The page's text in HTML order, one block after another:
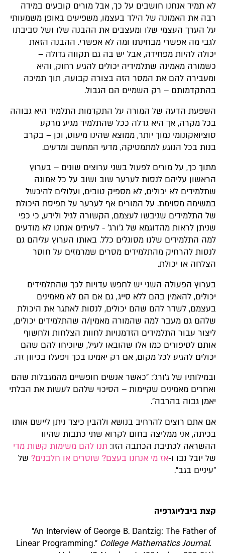
לא תמיד אנחנו חושבים על כך, אבל מורים קובעים במידה
רבה את האמונה של הילד בעצמו, משפיעים באופן משמעותי
על הערך העצמי שלו ומעצבים את ההבנה שלו ושל סביבתו
לגבי מה אפשרי מבחינתו ומה לא אפשרי. ההבנה הזאת
יכולה להיות מפחידה, אבל יש בה גם תקווה גדולה –
כשמורה מאמינה שתלמידיה יכולים להגיע רחוק, והיא
ומעבירה להם את המסר הזה בצורה קבועה, תוך תמיכה
בהתקדמותם – רק השמיים הם הגבול.
השפעת הדעה של המורה על התקדמות התלמיד היא גבוהה
בכל מקרה, אך היא גדלה ככל שהתלמיד מגיע מרקע
סוציואקונומי נמוך יותר, ממוצא שהינו מיעוט, וכן – בקרב
בנות בכל הנוגע למתמטיקה, מדעי המחשב ומדעים.
מתוך כך, על מורים לפעול בשני ערוצים שונים – בערוץ
הראשון עליהם לנסות לערער שוב ושוב על כל אמונה
שתלמידים לא יכולים, לא מספיק טובים, ועלולים להיכשל
במשימה מסוימת. על המורים אף לערער על תפיסת היכולת
של התלמידים שגיבשו לעצמם, הקשורה לגיל ולידע, כי כפי
שניתן לראות מהדוגמא של ג'ורג' - לעיתים אנחנו לא מודעים
למה התלמידים שלנו מסוגלים כלל. באותו הערוץ עליהם גם
לנסות להרחיק מהתלמידים מסרים שמרמזים על חוסר
הצלחה או יכולת.
בערוץ הפעולה השני יש לחפש עדויות לכך שהתלמידים
יכולים, להאמין בהם ללא סייג, גם אם הם לא מאמינים
בעצמם, לשדר להם שהם יכולים, לנסות לאתגר את היכולת
שלהם גם מעבר למה שהמורה מאמין/ה שהתלמידים יכולים,
ליצור עבור התלמידים הזדמנויות לחוות הצלחות ולחשוף
אותם לסיפורים כמו אלו שהובאו לעיל, שיוכיחו להם שהם
יכולים להגיע לכל מקום, אם רק יאמינו בכך ויפעלו בכיוון זה.
ובמילותיו של ג'ורג': "כאשר אנשים חופשיים מהמגבלות שהם
ואחרים מאמינים שקיימות – הסיכוי שלהם לעשות את הבלתי
יאמן גבוה בהרבה".
אם אתם רוצים להרחיב בנושא ולהבין כיצד ניתן ליישם אותו
בכיתה, אני ממליצה בחום לקרוא שתי כתבות שהיוו
ההשראה לכתיבת הכתבה הזו: תנו להם משימות קשות מדי
של יובל נבו ו-אז מי אנחנו בעצם? שוטרים או חלבנים?של
"עיניים בגב".
קצת ביבליוגרפיה
"An Interview of George B. Dantzig: The Father of
Linear Programming." College Mathematics Journal.